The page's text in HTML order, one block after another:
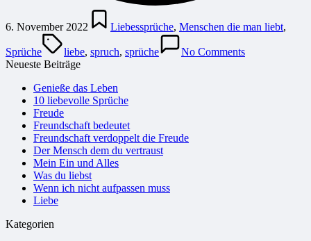
6. November 2022
Posted
in
Liebessprüche, Menschen die man liebt,
Sprüche
Tags:
liebe, spruch, sprüche
No Comments
Neueste Beiträge
Genieße das Leben
10 liebevolle Sprüche
Freude
Freundschaft bedeutet
Freundschaft verdoppelt die Freude
Der Mensch dem du vertraust
Mein Ein und Alles
Was du liebst
Wenn ich nicht aufpassen muss
Liebe
Kategorien